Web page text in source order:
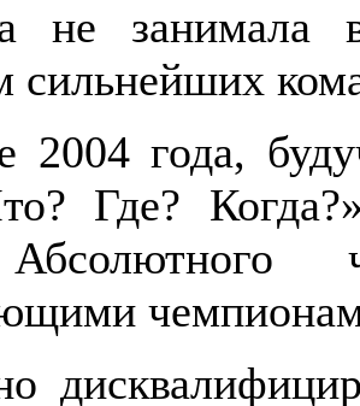
не занимала
сильнейших
2004 года,
Где?